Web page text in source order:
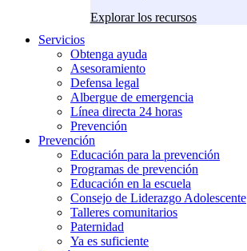
Explorar los recursos
Servicios
Obtenga ayuda
Asesoramiento
Defensa legal
Albergue de emergencia
Línea directa 24 horas
Prevención
Prevención
Educación para la prevención
Programas de prevención
Educación en la escuela
Consejo de Liderazgo Adolescente
Talleres comunitarios
Paternidad
Ya es suficiente